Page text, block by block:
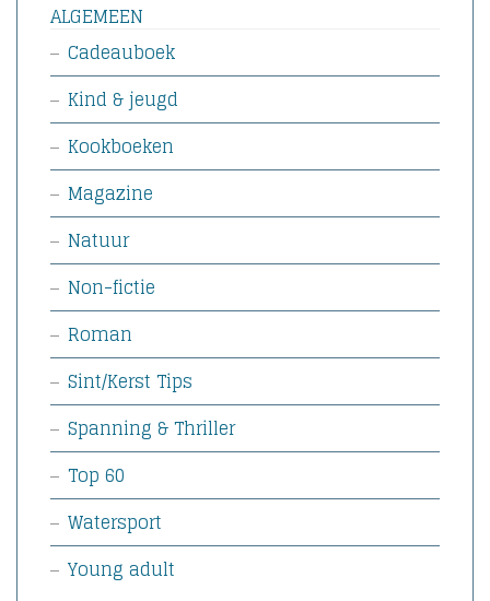
ALGEMEEN
Cadeauboek
Kind & jeugd
Kookboeken
Magazine
Natuur
Non-fictie
Roman
Sint/Kerst Tips
Spanning & Thriller
Top 60
Watersport
Young adult